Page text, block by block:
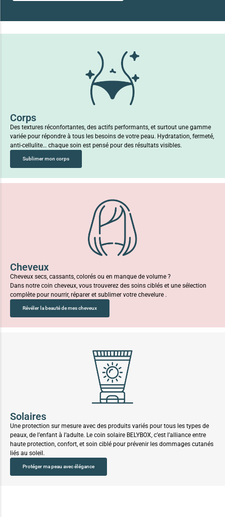
Corps
Des textures réconfortantes, des actifs performants, et surtout une gamme
variée pour répondre à tous les besoins de votre peau. Hydratation, fermeté,
anti-cellulite… chaque soin est pensé pour des résultats visibles.
Sublimer mon corps
Cheveux
Cheveux secs, cassants, colorés ou en manque de volume ?
Dans notre coin cheveux, vous trouverez des soins ciblés et une sélection
complète pour nourrir, réparer et sublimer votre chevelure .
Révéler la beauté de mes cheveux
Solaires
Une protection sur mesure avec des produits variés pour tous les types de
peaux, de l’enfant à l’adulte. Le coin solaire BELYBOX, c’est l’alliance entre
haute protection, confort, et soin ciblé pour prévenir les dommages cutanés
liés au soleil.
Protéger ma peau avec élégance